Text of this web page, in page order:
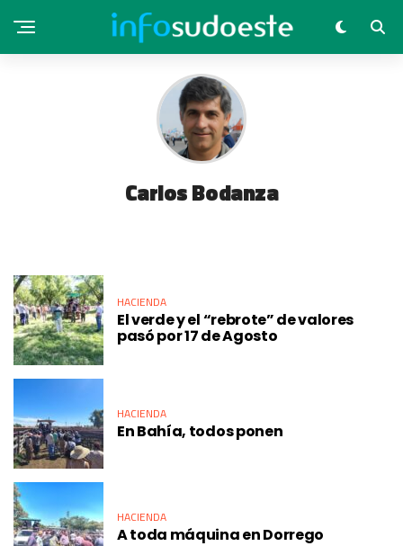
Carlos Bodanza
HACIENDA
El verde y el “rebrote” de valores
pasó por 17 de Agosto
HACIENDA
En Bahía, todos ponen
HACIENDA
A toda máquina en Dorrego